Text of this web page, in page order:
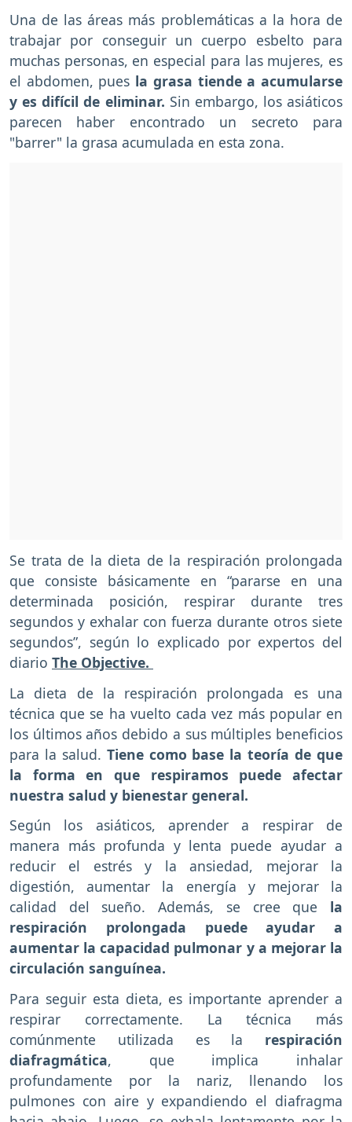
Una de las áreas más problemáticas a la hora de
trabajar por conseguir un cuerpo esbelto para
muchas personas, en especial para las mujeres, es
el abdomen, pues la grasa tiende a acumularse
y es difícil de eliminar. Sin embargo, los asiáticos
parecen haber encontrado un secreto para
"barrer" la grasa acumulada en esta zona.
Se trata de la dieta de la respiración prolongada
que consiste básicamente en “pararse en una
determinada posición, respirar durante tres
segundos y exhalar con fuerza durante otros siete
segundos”, según lo explicado por expertos del
diario The Objective.
La dieta de la respiración prolongada es una
técnica que se ha vuelto cada vez más popular en
los últimos años debido a sus múltiples beneficios
para la salud. Tiene como base la teoría de que
la forma en que respiramos puede afectar
nuestra salud y bienestar general.
Según los asiáticos, aprender a respirar de
manera más profunda y lenta puede ayudar a
reducir el estrés y la ansiedad, mejorar la
digestión, aumentar la energía y mejorar la
calidad del sueño. Además, se cree que la
respiración prolongada puede ayudar a
aumentar la capacidad pulmonar y a mejorar la
circulación sanguínea.
Para seguir esta dieta, es importante aprender a
respirar correctamente. La técnica más
comúnmente utilizada es la respiración
diafragmática, que implica inhalar
profundamente por la nariz, llenando los
pulmones con aire y expandiendo el diafragma